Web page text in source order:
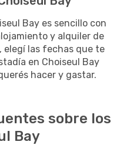
Bay es sencillo con
y alquiler de
elegí las fechas que te
en Choiseul Bay
hacer y gastar.
sobre los
Bay